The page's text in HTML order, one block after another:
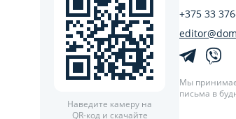
Наведите камеру на
QR-код и скачайте
+375 33
Мы
письма в